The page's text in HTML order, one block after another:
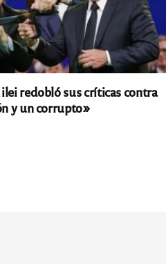
redobló sus críticas contra
y un corrupto»